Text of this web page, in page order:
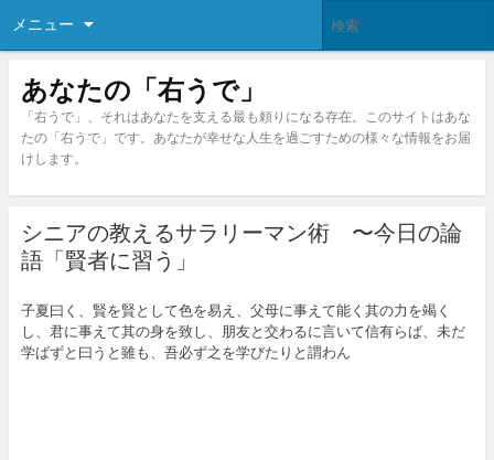
メニュー
あなたの「右うで」
「右うで」、それはあなたを支える最も頼りになる存在。このサイトはあな
たの「右うで」です。あなたが幸せな人生を過ごすための様々な情報をお届
けします。
シニアの教えるサラリーマン術 〜今日の論
語「賢者に習う」
子夏曰く、賢を賢として色を易え、父母に事えて能く其の力を竭く
し、君に事えて其の身を致し、朋友と交わるに言いて信有らば、未だ
学ばずと曰うと雖も、吾必ず之を学びたりと謂わん